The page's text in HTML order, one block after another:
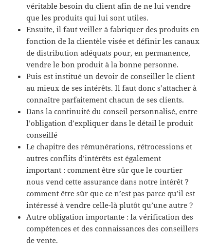
véritable besoin du client afin de ne lui vendre
que les produits qui lui sont utiles.
Ensuite, il faut veiller à fabriquer des produits en
fonction de la clientèle visée et définir les canaux
de distribution adéquats pour, en permanence,
vendre le bon produit à la bonne personne.
Puis est institué un devoir de conseiller le client
au mieux de ses intérêts. Il faut donc s’attacher à
connaître parfaitement chacun de ses clients.
Dans la continuité du conseil personnalisé, entre
l’obligation d’expliquer dans le détail le produit
conseillé
Le chapitre des rémunérations, rétrocessions et
autres conflits d’intérêts est également
important : comment être sûr que le courtier
nous vend cette assurance dans notre intérêt ?
comment être sûr que ce n’est pas parce qu’il est
intéressé à vendre celle-là plutôt qu’une autre ?
Autre obligation importante : la vérification des
compétences et des connaissances des conseillers
de vente.